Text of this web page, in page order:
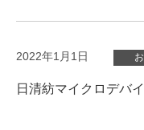
2022年1月1日
日清紡マイクロデバ